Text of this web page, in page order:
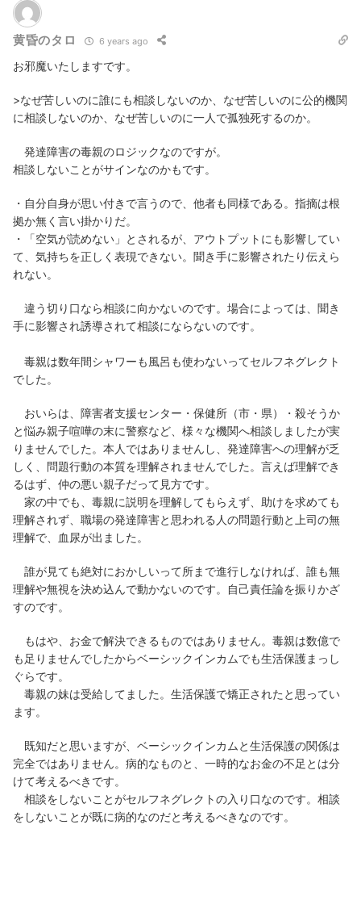
黄昏のタロ 6 years ago
お邪魔いたしますです。
>なぜ苦しいのに誰にも相談しないのか、なぜ苦しいのに公的機関
に相談しないのか、なぜ苦しいのに一人で孤独死するのか。
発達障害の毒親のロジックなのですが。
相談しないことがサインなのかもです。
・自分自身が思い付きで言うので、他者も同様である。指摘は根
拠か無く言い掛かりだ。
・「空気が読めない」とされるが、アウトプットにも影響してい
て、気持ちを正しく表現できない。聞き手に影響されたり伝えら
れない。
違う切り口なら相談に向かないのです。場合によっては、聞き
手に影響され誘導されて相談にならないのです。
毒親は数年間シャワーも風呂も使わないってセルフネグレクト
でした。
おいらは、障害者支援センター・保健所（市・県）・殺そうか
と悩み親子喧嘩の末に警察など、様々な機関へ相談しましたが実
りませんでした。本人ではありませんし、発達障害への理解が乏
しく、問題行動の本質を理解されませんでした。言えば理解でき
るはず、仲の悪い親子だって見方です。
家の中でも、毒親に説明を理解してもらえず、助けを求めても
理解されず、職場の発達障害と思われる人の問題行動と上司の無
理解で、血尿が出ました。
誰が見ても絶対におかしいって所まで進行しなければ、誰も無
理解や無視を決め込んで動かないのです。自己責任論を振りかざ
すのです。
もはや、お金で解決できるものではありません。毒親は数億で
も足りませんでしたからベーシックインカムでも生活保護まっし
ぐらです。
毒親の妹は受給してました。生活保護で矯正されたと思ってい
ます。
既知だと思いますが、ベーシックインカムと生活保護の関係は
完全ではありません。病的なものと、一時的なお金の不足とは分
けて考えるべきです。
相談をしないことがセルフネグレクトの入り口なのです。相談
をしないことが既に病的なのだと考えるべきなのです。